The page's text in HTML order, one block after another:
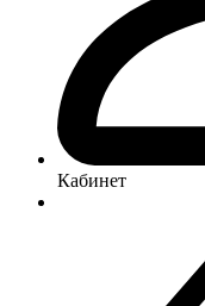
Кабинет